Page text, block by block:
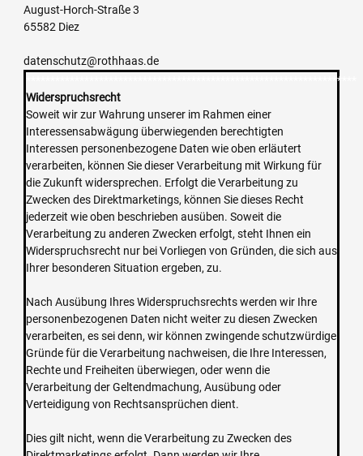
August-Horch-Straße 3
65582 Diez
datenschutz@rothhaas.de
********************************************************************
Widerspruchsrecht
Soweit wir zur Wahrung unserer im Rahmen einer
Interessensabwägung überwiegenden berechtigten
Interessen personenbezogene Daten wie oben erläutert
verarbeiten, können Sie dieser Verarbeitung mit Wirkung für
die Zukunft widersprechen. Erfolgt die Verarbeitung zu
Zwecken des Direktmarketings, können Sie dieses Recht
jederzeit wie oben beschrieben ausüben. Soweit die
Verarbeitung zu anderen Zwecken erfolgt, steht Ihnen ein
Widerspruchsrecht nur bei Vorliegen von Gründen, die sich aus
Ihrer besonderen Situation ergeben, zu.
Nach Ausübung Ihres Widerspruchsrechts werden wir Ihre
personenbezogenen Daten nicht weiter zu diesen Zwecken
verarbeiten, es sei denn, wir können zwingende schutzwürdige
Gründe für die Verarbeitung nachweisen, die Ihre Interessen,
Rechte und Freiheiten überwiegen, oder wenn die
Verarbeitung der Geltendmachung, Ausübung oder
Verteidigung von Rechtsansprüchen dient.
Dies gilt nicht, wenn die Verarbeitung zu Zwecken des